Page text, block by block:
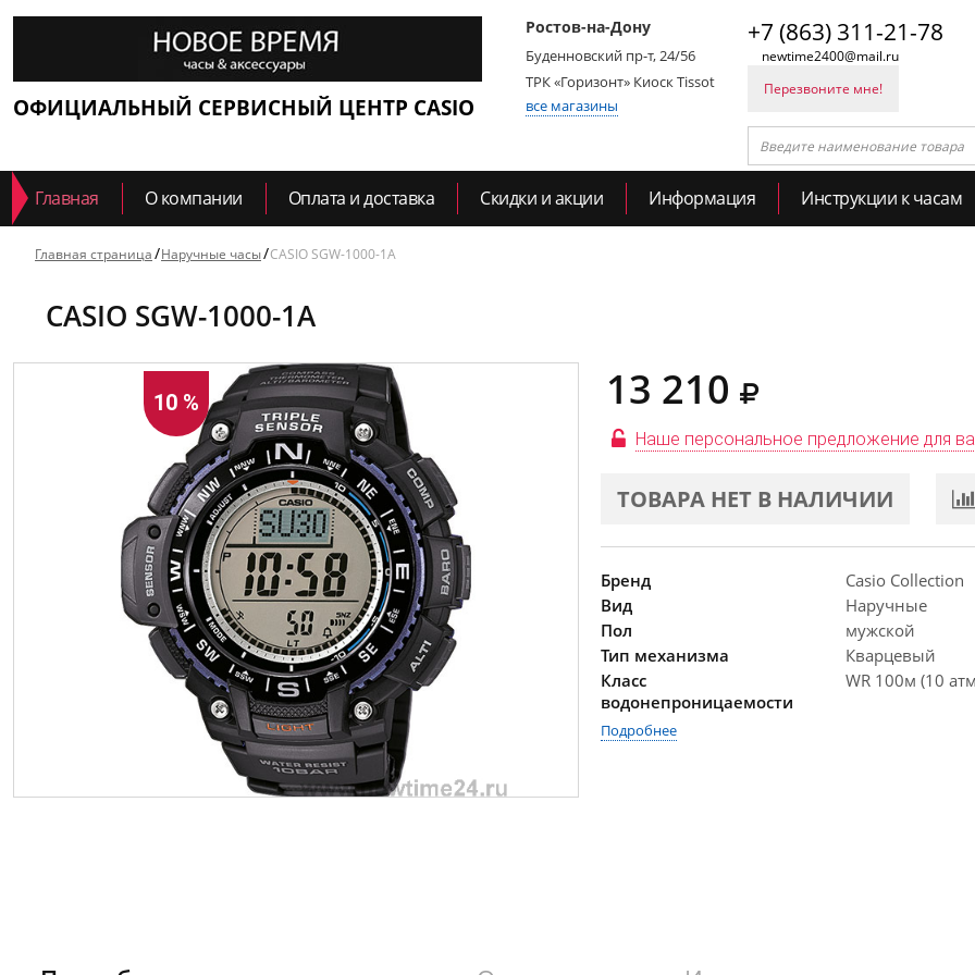
ОФИЦИАЛЬНЫЙ СЕРВИСНЫЙ ЦЕНТР CASIO
Ростов-на-Дону
Буденновский пр-т, 24/56
ТРК «Горизонт» Киоск Tissot
все магазины
+7 (863) 311-21-78
newtime2400@mail.ru
Перезвоните мне!
Главная О компании Оплата и доставка Скидки и акции Информация Инструкции к часам
Главная страница Наручные часы CASIO SGW-1000-1A
CASIO SGW-1000-1A
10 % 13 210
Наше персональное предложение для
ТОВАРА НЕТ В НАЛИЧИИ
Бренд
Casio Collection
Вид
Наручные
Пол
мужской
Тип механизма
Кварцевый
Класс
водонепроницаемости
WR 100м (10
Подробнее